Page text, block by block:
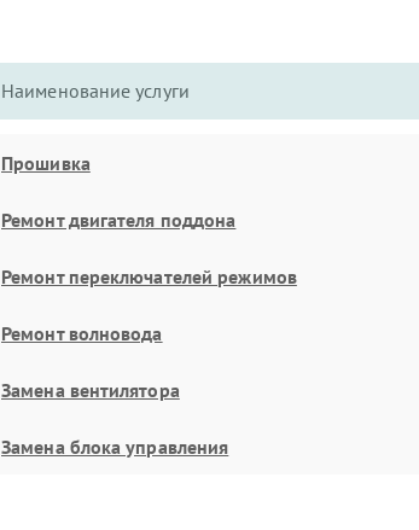
Наименование услуги
Прошивка
Ремонт двигателя поддона
Ремонт переключателей режимов
Ремонт волновода
Замена вентилятора
Замена блока управления